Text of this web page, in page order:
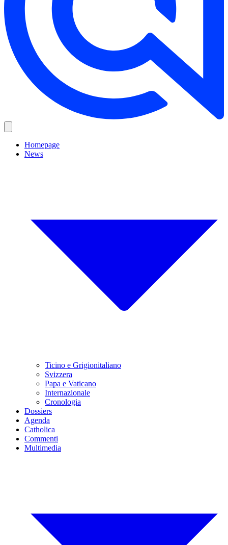
Homepage
News
Ticino e Grigionitaliano
Svizzera
Papa e Vaticano
Internazionale
Cronologia
Dossiers
Agenda
Catholica
Commenti
Multimedia